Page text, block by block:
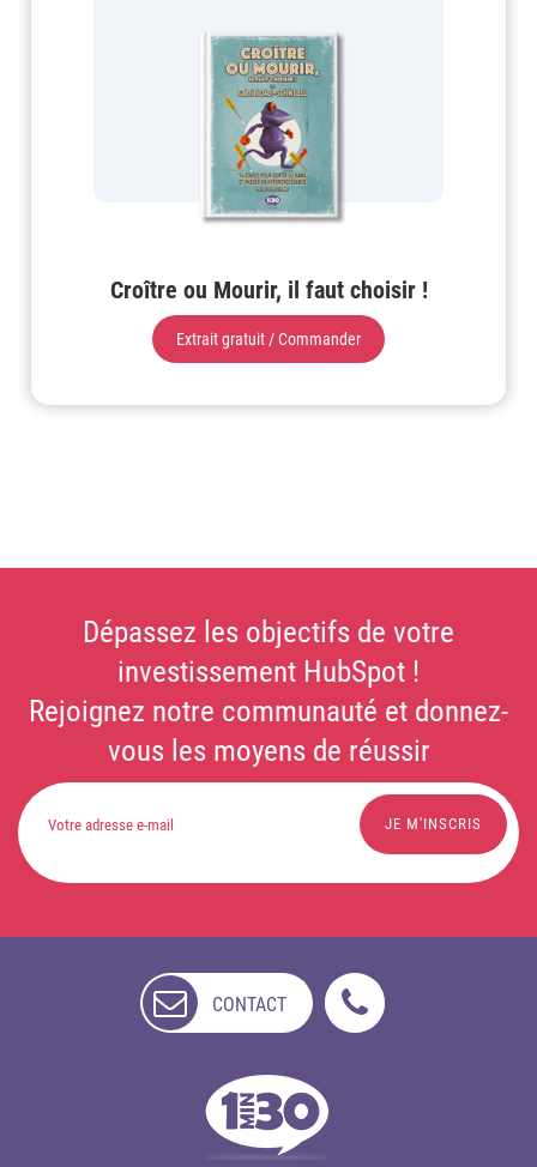
Croître ou Mourir, il faut choisir !
Extrait gratuit / Commander
Dépassez les objectifs de votre
investissement HubSpot !
Rejoignez notre communauté et donnez-
vous les moyens de réussir
CONTACT
DISPONIBLE